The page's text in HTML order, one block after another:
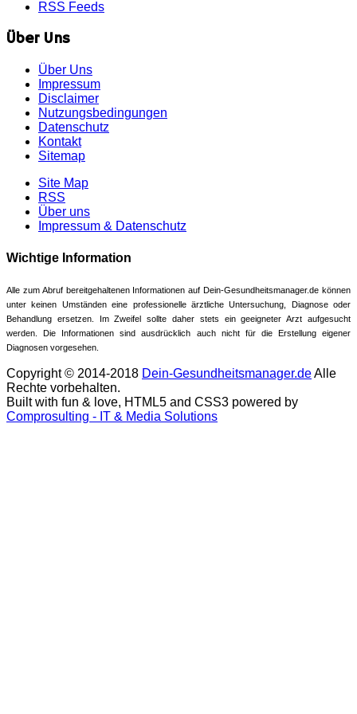
RSS Feeds
Über Uns
Über Uns
Impressum
Disclaimer
Nutzungsbedingungen
Datenschutz
Kontakt
Sitemap
Site Map
RSS
Über uns
Impressum & Datenschutz
Wichtige Information
Alle zum Abruf bereitgehaltenen Informationen auf Dein-Gesundheitsmanager.de können
unter keinen Umständen eine professionelle ärztliche Untersuchung, Diagnose oder
Behandlung ersetzen. Im Zweifel sollte daher stets ein geeigneter Arzt aufgesucht
werden. Die Informationen sind ausdrücklich auch nicht für die Erstellung eigener
Diagnosen vorgesehen.
Copyright © 2014-2018 Dein-Gesundheitsmanager.deAlle
Rechte vorbehalten.
Built with fun & love, HTML5 and CSS3 powered by
Comprosulting - IT & Media Solutions